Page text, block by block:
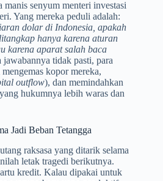
senyum menteri investasi
Yang mereka peduli adalah:
dolar di Indonesia, apakah
hanya karena aturan
karena aparat salah baca
jawabannya tidak pasti, para
kopor mereka,
outflow), dan memindahkan
hukumnya lebih waras dan
Jadi Beban Tetangga
raksasa yang ditarik selama
letak tragedi berikutnya.
kredit. Kalau dipakai untuk